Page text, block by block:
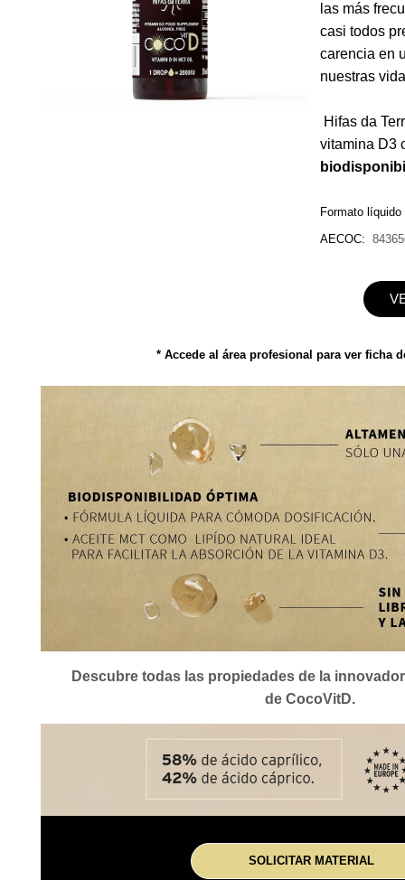
las más
casi todos
carencia en
nuestras
Hifas da
vitamina D3
Formato
AECOC:
* Accede al área profesional para ver ficha
Descubre todas las propiedades de la
de CocoVitD.
SOLICITAR MATERIAL